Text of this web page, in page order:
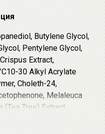
и угревой
кожи.
Herbal AC
шалфея, ромашки,
неприятные
способствует
снижает
Butylene Glycol,
Pentylene Glycol,
Extract,
30 Alkyl Acrylate
Choleth-24,
Melaleuca
(Tea Tree) Extract,